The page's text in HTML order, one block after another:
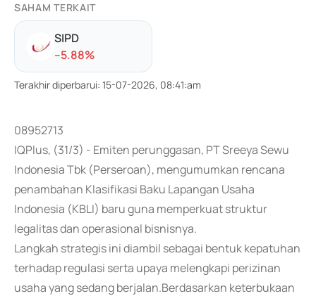
SAHAM TERKAIT
SIPD
--5.88%
Terakhir diperbarui: 15-07-2026, 08:41:am
08952713
IQPlus, (31/3) - Emiten perunggasan, PT Sreeya Sewu
Indonesia Tbk (Perseroan), mengumumkan rencana
penambahan Klasifikasi Baku Lapangan Usaha
Indonesia (KBLI) baru guna memperkuat struktur
legalitas dan operasional bisnisnya.
Langkah strategis ini diambil sebagai bentuk kepatuhan
terhadap regulasi serta upaya melengkapi perizinan
usaha yang sedang berjalan.Berdasarkan keterbukaan